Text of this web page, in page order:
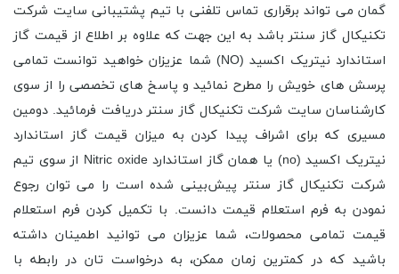
گمان می تواند برقراری تماس تلفنی با تیم پشتیبانی سایت شرکت
تکنیکال گاز سنتر باشد به این جهت که علاوه بر اطلاع از قیمت گاز
استاندارد نیتریک اکسید (NO) شما عزیزان خواهید توانست تمامی
پرسش های خویش را مطرح نمائید و پاسخ های تخصصی را از سوی
کارشناسان سایت شرکت تکنیکال گاز سنتر دریافت فرمائید. دومین
مسیری که برای اشراف پیدا کردن به میزان قیمت گاز استاندارد
نیتریک اکسید (no) یا همان گاز استاندارد Nitric oxide از سوی تیم
شرکت تکنیکال گاز سنتر پیش‌بینی شده است را می توان رجوع
نمودن به فرم استعلام قیمت دانست. با تکمیل کردن فرم استعلام
قیمت تمامی محصولات، شما عزیزان می توانید اطمینان داشته
باشید که در کمترین زمان ممکن، به درخواست تان در رابطه با